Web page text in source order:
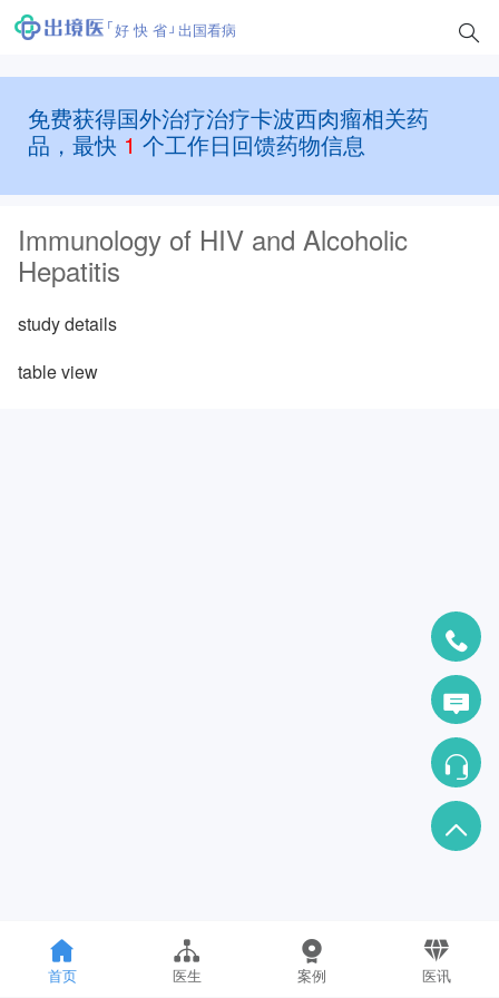
好 快 省 出国看病
免费获得国外治疗治疗卡波西肉瘤相关药
品，最快 1 个工作日回馈药物信息
Immunology of HIV and Alcoholic
Hepatitis
study details
table view
首页 医生 案例 医讯